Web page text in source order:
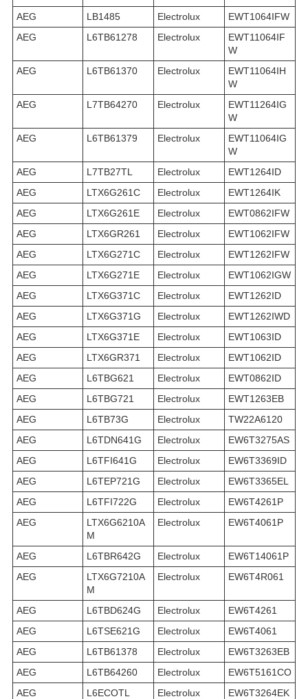
AEG
LB1485 Electrolux
EWT1064IFW
AEG
L6TB61278 Electrolux
EWT11064IF
W
AEG
L6TB61370 Electrolux
EWT11064IH
W
AEG
L7TB64270 Electrolux
EWT11264IG
W
AEG
L6TB61379 Electrolux
EWT11064IG
W
AEG
L7TB27TL Electrolux
EWT1264ID
AEG
LTX6G261C Electrolux
EWT1264IK
AEG
LTX6G261E Electrolux
EWT0862IFW
AEG
LTX6GR261 Electrolux
EWT1062IFW
AEG
LTX6G271C Electrolux
EWT1262IFW
AEG
LTX6G271E Electrolux
EWT1062IGW
AEG
LTX6G371C Electrolux
EWT1262ID
AEG
LTX6G371G Electrolux
EWT1262IWD
AEG
LTX6G371E Electrolux
EWT1063ID
AEG
LTX6GR371 Electrolux
EWT1062ID
AEG
L6TBG621 Electrolux
EWT0862ID
AEG
L6TBG721 Electrolux
EWT1263EB
AEG
L6TB73G Electrolux
TW22A6120
AEG
L6TDN641G Electrolux
EW6T3275AS
AEG
L6TFI641G Electrolux
EW6T3369ID
AEG
L6TEP721G Electrolux
EW6T3365EL
AEG
L6TFI722G Electrolux
EW6T4261P
AEG
LTX6G6210A
M
Electrolux EW6T4061P
AEG L6TBR642G Electrolux
EW6T14061P
AEG
LTX6G7210A
M
Electrolux EW6T4R061
AEG L6TBD624G Electrolux
EW6T4261
AEG
L6TSE621G Electrolux
EW6T4061
AEG
L6TB61378 Electrolux
EW6T3263EB
AEG
L6TB64260 Electrolux
EW6T5161CO
AEG
L6ECOTL Electrolux
EW6T3264EK